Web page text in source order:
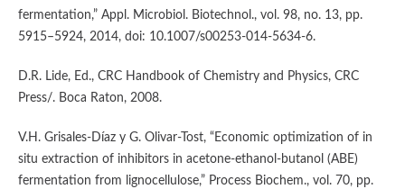
fermentation,” Appl. Microbiol. Biotechnol., vol. 98, no. 13, pp.
5915–5924, 2014, doi: 10.1007/s00253-014-5634-6.
D.R. Lide, Ed., CRC Handbook of Chemistry and Physics, CRC
Press/. Boca Raton, 2008.
V.H. Grisales-Díaz y G. Olivar-Tost, “Economic optimization of in
situ extraction of inhibitors in acetone-ethanol-butanol (ABE)
fermentation from lignocellulose,” Process Biochem., vol. 70, pp.